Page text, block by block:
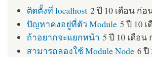
ติดตั้งที่ localhost 2 ปี 10 เดือน ก่อ
ปัญหาคงอยู่ที่ตัว Module 5 ปี 10
ถ้าอยากจะแยกหน้า 5 ปี 10 เดือน
สามารถลองใช้ Module Node 6 ปี